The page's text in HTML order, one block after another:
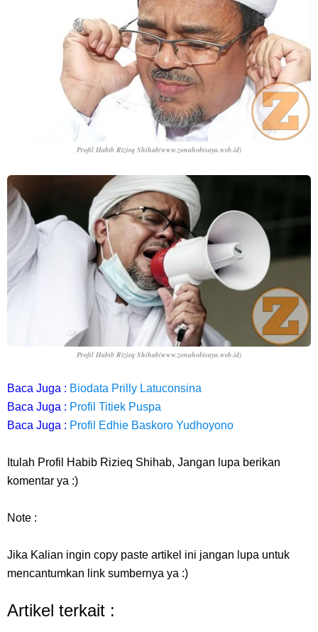
Profil Habib Rizieq Shihab(www.zonahobisaya.web.id)
Profil Habib Rizieq Shihab(www.zonahobisaya.web.id)
Baca Juga : Biodata Prilly Latuconsina
Baca Juga : Profil Titiek Puspa
Baca Juga : Profil Edhie Baskoro Yudhoyono
Itulah Profil Habib Rizieq Shihab, Jangan lupa berikan
komentar ya :)
Note :
Jika Kalian ingin copy paste artikel ini jangan lupa untuk
mencantumkan link sumbernya ya :)
Artikel terkait :